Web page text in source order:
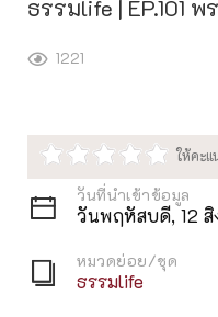
ธรรมlife | EP.101 พ
1221
วันที่นำเข้าข้อมูล
วันพฤหัสบดี, 12
หมวดย่อย/ชุด
ธรรมlife